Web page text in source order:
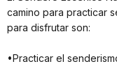
camino para practicar
para disfrutar son:
•Practicar el